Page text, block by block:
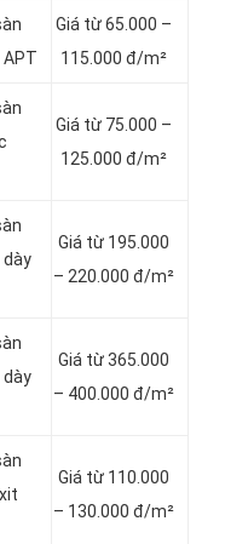
APT
Giá từ 65.000 –
115.000 đ/m²
Giá từ 75.000 –
125.000 đ/m²
dày
Giá từ 195.000
– 220.000 đ/m²
dày
Giá từ 365.000
– 400.000 đ/m²
Giá từ 110.000
– 130.000 đ/m²